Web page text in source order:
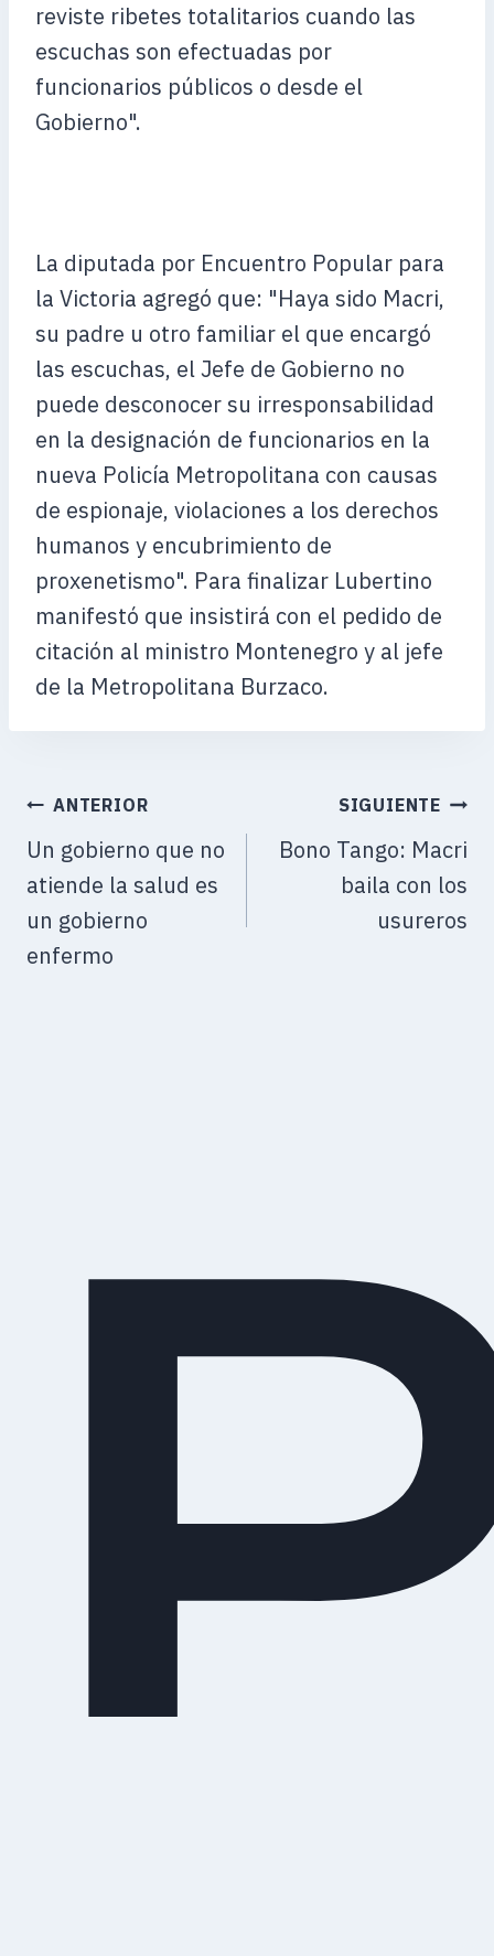
reviste ribetes totalitarios cuando las
escuchas son efectuadas por
funcionarios públicos o desde el
Gobierno".
La diputada por Encuentro Popular para
la Victoria agregó que: "Haya sido Macri,
su padre u otro familiar el que encargó
las escuchas, el Jefe de Gobierno no
puede desconocer su irresponsabilidad
en la designación de funcionarios en la
nueva Policía Metropolitana con causas
de espionaje, violaciones a los derechos
humanos y encubrimiento de
proxenetismo". Para finalizar Lubertino
manifestó que insistirá con el pedido de
citación al ministro Montenegro y al jefe
de la Metropolitana Burzaco.
ANTERIOR
Un gobierno que no
atiende la salud es
un gobierno
enfermo
SIGUIENTE
Bono Tango: Macri
baila con los
usureros